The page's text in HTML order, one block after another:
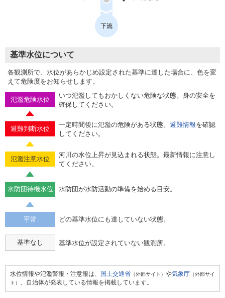
基準水位について
各観測所で、水位があらかじめ設定された基準に達した場合に、色を変
えて危険度をお知らせします。
氾濫危険水位
いつ氾濫してもおかしくない危険な状態。身の安全を
確保してください。
避難判断水位
一定時間後に氾濫の危険がある状態。 避難情報を確認
してください。
氾濫注意水位
河川の水位上昇が見込まれる状態。最新情報に注意し
てください。
水防団待機水位 水防団が水防活動の準備を始める目安。
平常 どの基準水位にも達していない状態。
基準なし 基準水位が設定されていない観測所。
水位情報や氾濫警報・注意報は、 国土交通省 （外部サイト） や気象庁 （外部サイ
ト） 、自治体が発表している情報を掲載しています。